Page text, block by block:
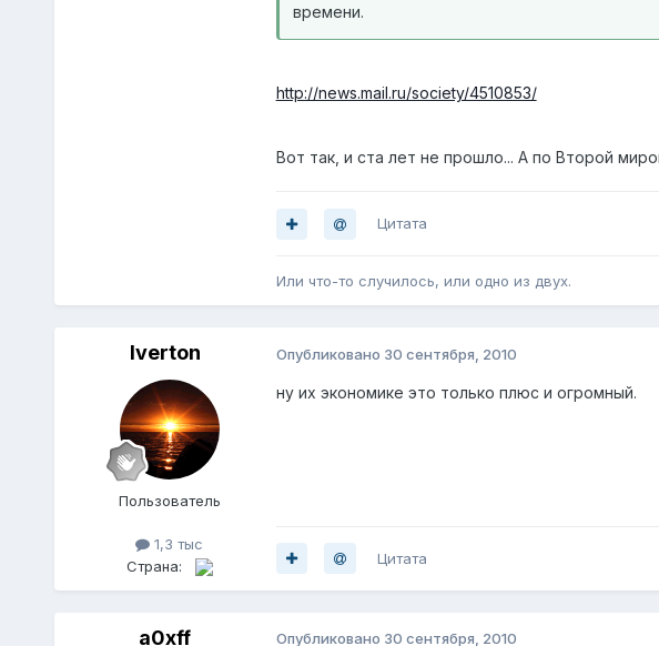
времени.
http://news.mail.ru/society/4510853/
Вот так, и ста лет не прошло... А по Второй
Цитата
Или что-то случилось, или одно из двух.
Iverton
Пoльзователь
1,3 тыс
Страна:
Опубликовано 30 сентября, 2010
ну их экономике это только плюс и огромный.
Цитата
a0xff Опубликовано 30 сентября, 2010